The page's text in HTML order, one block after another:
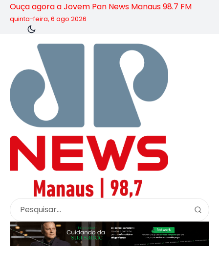
Ouça agora a Jovem Pan News Manaus 98.7 FM
quinta-feira, 6 ago 2026